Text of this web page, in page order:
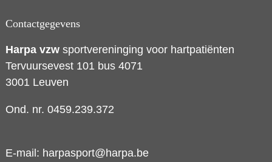
Contactgegevens
Harpa vzw sportvereninging voor hartpatiënten
Tervuursevest 101 bus 4071
3001 Leuven
Ond. nr. 0459.239.372
E-mail: harpasport@harpa.be